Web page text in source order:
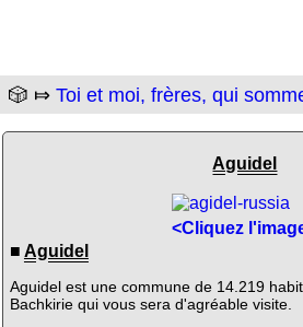
🎲 ⤇ Toi et moi, frères, qui
Aguidel
<Cliquez
■ Aguidel
Aguidel est une commune de 14.219
Bachkirie qui vous sera d'agréable visite.